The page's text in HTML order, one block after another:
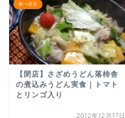
食べ歩き
【閉店】さざめうどん落柿舎
の煮込みうどん実食｜トマト
とリンゴ入り
2012年12月17日